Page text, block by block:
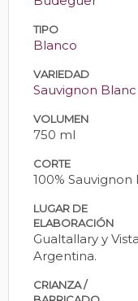
TIPO
Blanco
VARIEDAD
Sauvignon Blanc
VOLUMEN
750 ml
CORTE
100% Sauvignon
LUGAR DE
ELABORACIÓN
Gualtallary y
Argentina.
CRIANZA /